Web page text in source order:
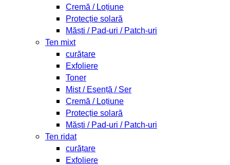
Cremă / Loțiune
Protecție solară
Măști / Pad-uri / Patch-uri
Ten mixt
curățare
Exfoliere
Toner
Mist / Esență / Ser
Cremă / Loțiune
Protecție solară
Măști / Pad-uri / Patch-uri
Ten ridat
curățare
Exfoliere